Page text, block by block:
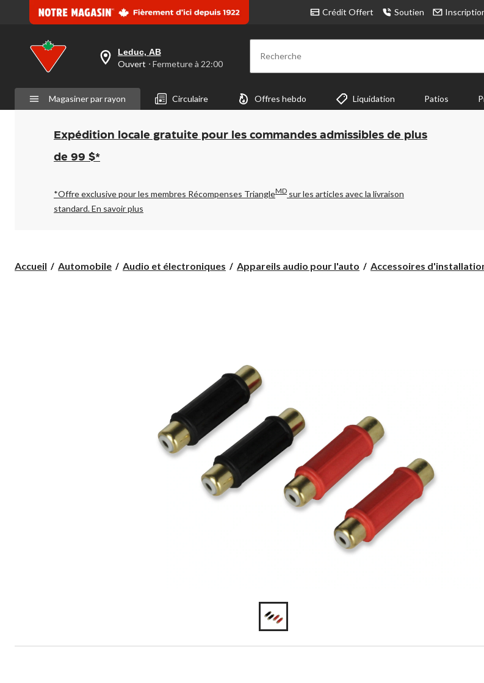
Crédit Offert Soutien
votre
est
Leduc,
AB,
Ouvert,
Fermeture
à
pour
changer
Leduc, AB
Ouvert ⋅ Fermeture à 22:00 Recherche
Magasiner par rayon Circulaire Offres hebdo Liquidation Patios
Expédition locale gratuite pour les commandes admissibles de plus
de 99 $*
*Offre exclusive pour les membres Récompenses TriangleMD sur les articles avec la livraison
standard.En savoir plus
Accueil Automobile Audio et électroniques Appareils audio pour l'auto Accessoires d'installation